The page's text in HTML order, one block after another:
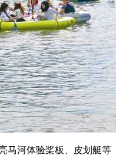
马河体验桨板、皮划艇等